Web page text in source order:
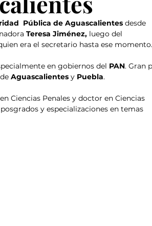
Pública de Aguascalientes desde
Teresa Jiménez, luego del
era el secretario hasta ese
en gobiernos del PAN. Gran
de Aguascalientes y Puebla.
Ciencias Penales y doctor en Ciencias
y especializaciones en temas